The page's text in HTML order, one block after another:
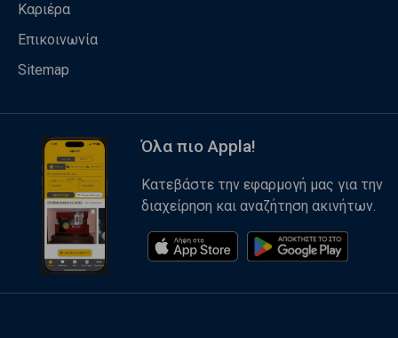
Καριέρα
Επικοινωνία
Sitemap
Όλα πιο Appla!
Κατεβάστε την εφαρμογή μας για την
διαχείρηση και αναζήτηση ακινήτων.